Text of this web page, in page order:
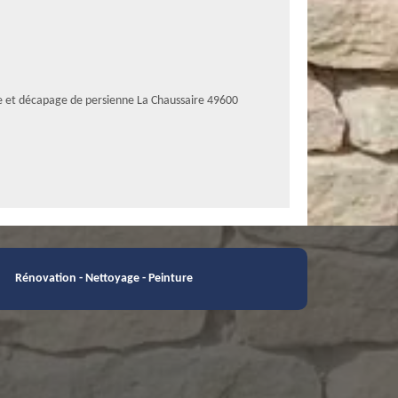
et décapage de persienne La Chaussaire 49600
Rénovation - Nettoyage - Peinture